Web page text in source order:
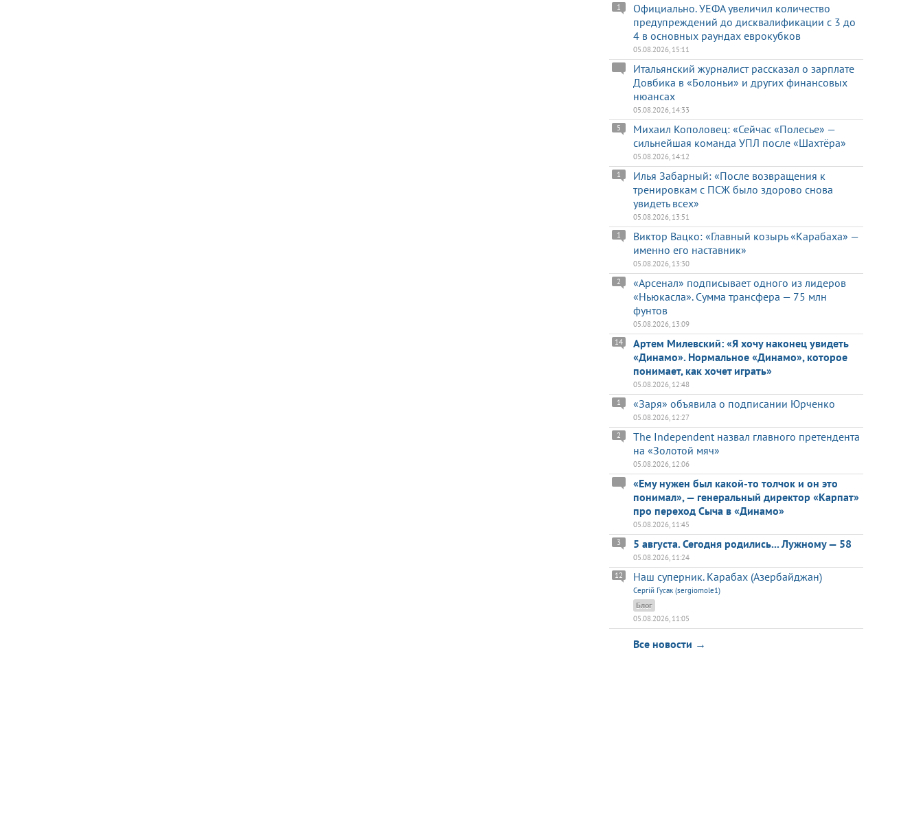
Официально. УЕФА увеличил количество
предупреждений до дисквалификации с 3 до
4 в основных раундах еврокубков
1
05.08.2026, 15:11
Итальянский журналист рассказал о зарплате
Довбика в «Болоньи» и других финансовых
нюансах
05.08.2026, 14:33
Михаил Кополовец: «Сейчас «Полесье» —
сильнейшая команда УПЛ после «Шахтёра»
5
05.08.2026, 14:12
Илья Забарный: «После возвращения к
тренировкам с ПСЖ было здорово снова
увидеть всех»
1
05.08.2026, 13:51
Виктор Вацко: «Главный козырь «Карабаха» —
именно его наставник»
1
05.08.2026, 13:30
«Арсенал» подписывает одного из лидеров
«Ньюкасла». Сумма трансфера — 75 млн
фунтов
2
05.08.2026, 13:09
Артем Милевский: «Я хочу наконец увидеть
«Динамо». Нормальное «Динамо», которое
понимает, как хочет играть»
14
05.08.2026, 12:48
«Заря» объявила о подписании Юрченко
1
05.08.2026, 12:27
The Independent назвал главного претендента
на «Золотой мяч»
2
05.08.2026, 12:06
«Ему нужен был какой-то толчок и он это
понимал», — генеральный директор «Карпат»
про переход Сыча в «Динамо»
05.08.2026, 11:45
5 августа. Сегодня родились... Лужному — 58
3
05.08.2026, 11:24
Наш суперник. Карабах (Азербайджан)
12
Сергій Гусак (sergiomole1)
Блог
05.08.2026, 11:05
Все новости →